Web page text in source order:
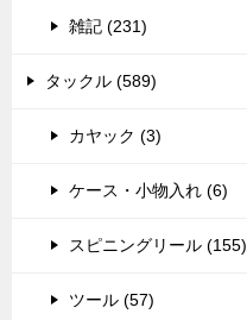
雑記 (231)
タックル (589)
カヤック (3)
ケース・小物入れ (6)
スピニングリール (155)
ツール (57)